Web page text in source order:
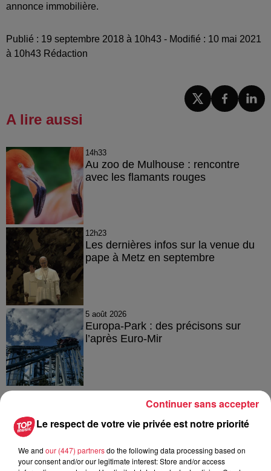
annonce immobilière.
Publié : 19 septembre 2018 à 10h43 - Modifié : 10 mai 2021
à 10h43 Rédaction
A lire aussi
14h33
Au zoo de Mulhouse : rencontre
avec les flamants rouges
12h23
Les dernières infos sur la venue du
pape à Metz en septembre
5 août 2026
Europa-Park : des précisons sur
l’après Euro-Mir
À découvrir également
Le respect de votre vie privée est notre priorité
We and our (447) partnersdo the following data processing based on
your consent and/or our legitimate interest: Store and/or access
Continuer sans accepter